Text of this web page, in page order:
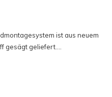
ist aus neuem
gesägt geliefert....